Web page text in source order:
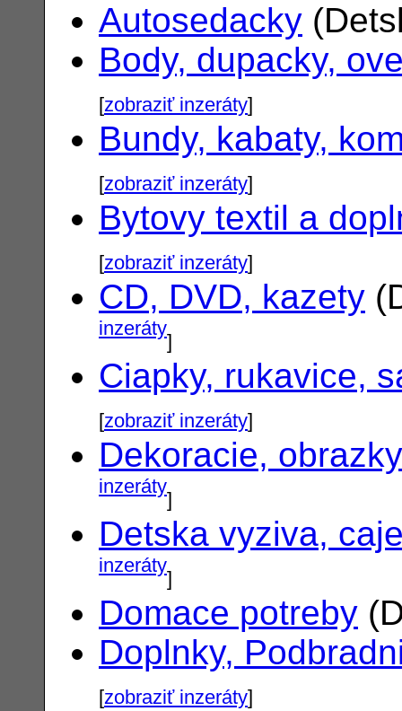
Autosedacky
Body, dupacky,
[zobraziť inzeráty]
Bundy, kabaty,
[zobraziť inzeráty]
Bytovy textil a
[zobraziť inzeráty]
CD, DVD, kazety
inzeráty]
Ciapky, rukavice,
[zobraziť inzeráty]
Dekoracie, obrazky
inzeráty]
Detska vyziva,
inzeráty]
Domace potreby
Doplnky,
[zobraziť inzeráty]